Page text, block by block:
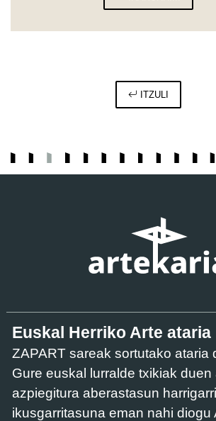
ITZULI
Euskal Herriko Arte ataria
ZAPART sareak sortutako ataria
Gure euskal lurralde txikiak duen
azpiegitura aberastasun
ikusgarritasuna eman nahi diogu